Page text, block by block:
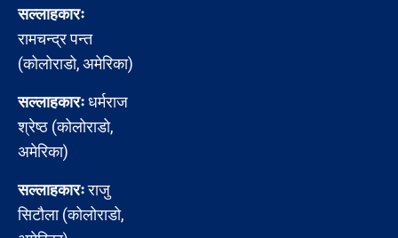
सल्लाहकारः
रामचन्द्र पन्त
(कोलोराडो, अमेरिका)
सल्लाहकारःधर्मराज
श्रेष्ठ (कोलोराडो,
अमेरिका)
सल्लाहकारःराजु
सिटौला (कोलोराडो,